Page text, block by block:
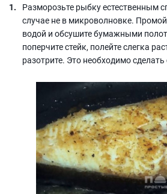
Разморозьте рыбку естественным
случае не в микроволновке.
водой и обсушите бумажными
поперчите стейк, полейте слегка
разотрите. Это необходимо сделать